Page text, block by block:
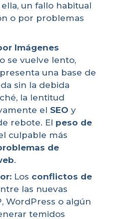
un fallo habitual
o por problemas
Imágenes
se vuelve lento,
una base de
sin la debida
la lentitud
el SEO y
rebote. El peso de
culpable más
de
.
Los conflictos de
las nuevas
WordPress o algún
temidos